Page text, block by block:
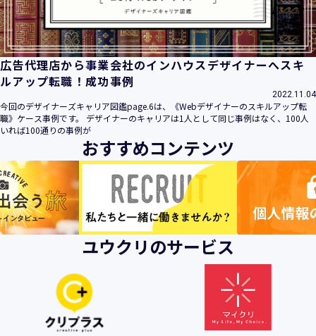
広告代理店から事業会社のインハウスデザイナーへスキ
ルアップ転職！成功事例
2022.11.04
今回のデザイナーズキャリア図鑑page.6は、《Webデザイナーのスキルアップ転
職》ケース事例です。 デザイナーのキャリアは1人として同じ事例はなく、100人
いれば100通りの事例が
おすすめコンテンツ
ユウクリのサービス